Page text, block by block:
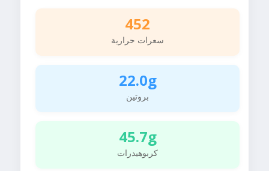
452
سعرات حرارية
22.0g
بروتين
45.7g
كربوهيدرات